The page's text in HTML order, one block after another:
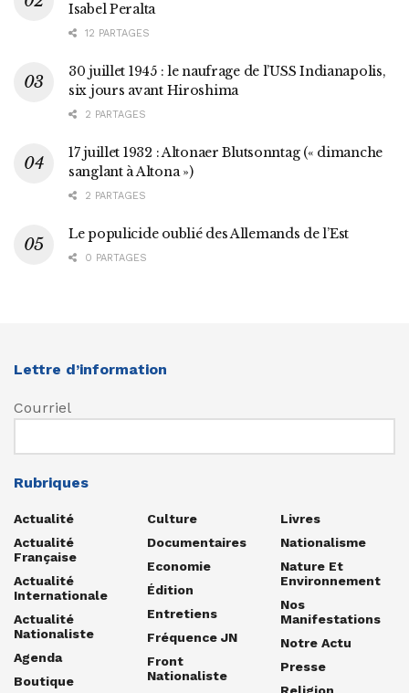
Isabel Peralta
12 PARTAGES
30 juillet 1945 : le naufrage de l’USS Indianapolis,
six jours avant Hiroshima
2 PARTAGES
17 juillet 1932 : Altonaer Blutsonntag (« dimanche
sanglant à Altona »)
2 PARTAGES
Le populicide oublié des Allemands de l’Est
0 PARTAGES
Lettre d’information
Courriel
Rubriques
Actualité
Actualité
Française
Actualité
Internationale
Actualité
Nationaliste
Agenda
Boutique
Culture
Documentaires
Economie
Édition
Entretiens
Fréquence JN
Front
Nationaliste
Livres
Nationalisme
Nature Et
Environnement
Nos
Manifestations
Notre Actu
Presse